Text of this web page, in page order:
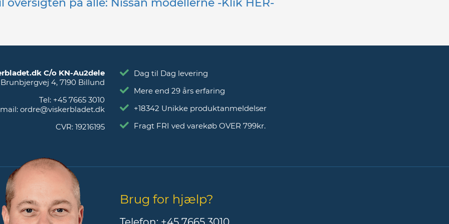
C/o KN-Au2dele
Brunbjergvej 4, 7190 Billund
Tel: +45 7665 3010
ordre@viskerbladet.dk
CVR: 19216195
Dag til Dag levering
Mere end 29 års erfaring
+18342 Unikke produktanmeldelser
Fragt FRI ved varekøb OVER 799kr.
Brug for hjælp?